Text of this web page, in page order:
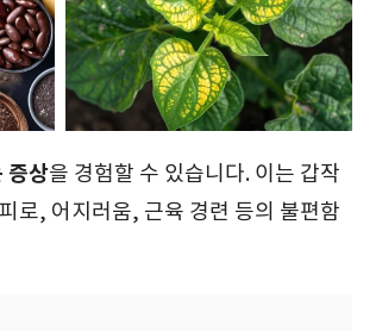
증상을 경험할 수 있습니다. 이는 갑작
로, 어지러움, 근육 경련 등의 불편함